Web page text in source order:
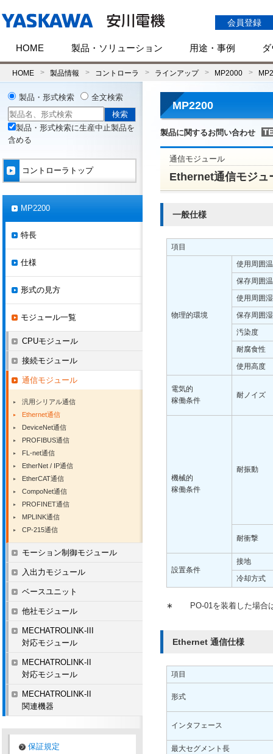
会員登録
HOME 製品・ソリューション 用途・事例
HOME 製品情報 コントローラ ラインアップ MP2000
MP2200
製品に関するお問い合わせ
通信モジュール
Ethernet通信モジュ
一般仕様
項目
物理的環境
使用周囲
保存周囲
使用周囲
保存周囲
汚染度
耐腐食性
使用高度
電気的
稼働条件
耐ノイズ
機械的
稼働条件
耐振動
耐衝撃
設置条件
接地
冷却方式
∗ PO-01を装着した場
Ethernet 通信仕様
項目
形式
インタフェース
最大セグメント長
製品・形式検索 全文検索
製品・形式検索に生産中止製品を
含める
コントローラトップ
MP2200
特長
仕様
形式の見方
モジュール一覧
CPUモジュール
接続モジュール
通信モジュール
汎用シリアル通信
Ethernet通信
DeviceNet通信
PROFIBUS通信
FL-net通信
EtherNet / IP通信
EtherCAT通信
CompoNet通信
PROFINET通信
MPLINK通信
CP-215通信
モーション制御モジュール
入出力モジュール
ベースユニット
他社モジュール
MECHATROLINK-III
対応モジュール
MECHATROLINK-II
対応モジュール
MECHATROLINK-II
関連機器
保証規定